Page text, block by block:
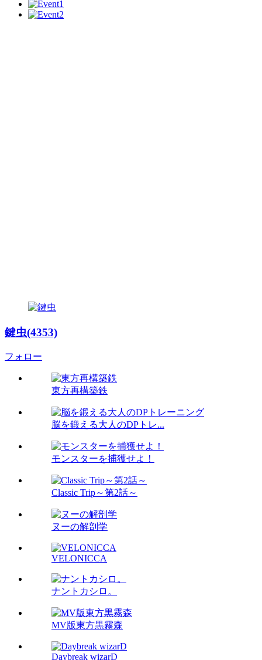
鍵虫(4353)
フォロー
東方再構築鉄
脳を鍛える大人のDPトレ...
モンスターを捕獲せよ！
Classic Trip～第2話～
ヌーの解剖学
VELONICCA
ナントカシロ。
MV版東方黒霧森
Daybreak wizarD